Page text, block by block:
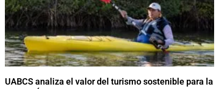
UABCS analiza el valor del turismo sostenible para la